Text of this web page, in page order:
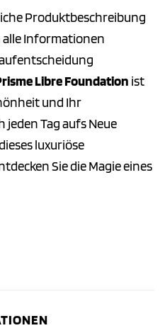
Produktbeschreibung
alle Informationen
Libre Foundation ist
und Ihr
jeden Tag aufs Neue
luxuriöse
Sie die Magie eines